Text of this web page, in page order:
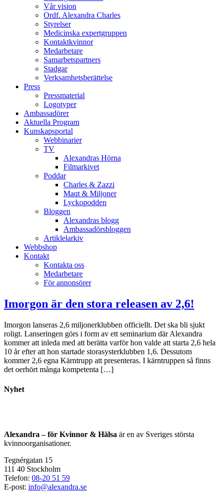
Vår vision
Ordf. Alexandra Charles
Styrelser
Medicinska expertgruppen
Kontaktkvinnor
Medarbetare
Samarbetspartners
Stadgar
Verksamhetsberättelse
Press
Pressmaterial
Logotyper
Ambassadörer
Aktuella Program
Kunskapsportal
Webbinarier
TV
Alexandras Hörna
Filmarkivet
Poddar
Charles & Zazzi
Maqt & Miljoner
Lyckopodden
Bloggen
Alexandras blogg
Ambassadörsbloggen
Artiklelarkiv
Webbshop
Kontakt
Kontakta oss
Medarbetare
För annonsörer
Imorgon är den stora releasen av 2,6!
Imorgon lanseras 2,6 miljonerklubben officiellt. Det ska bli sjukt
roligt. Lanseringen görs i form av ett seminarium där Alexandra
kommer att inleda med att berätta varför hon valde att starta 2,6 hela
10 år efter att hon startade storasysterklubben 1,6. Dessutom
kommer 2,6 egna Kärntrupp att presenteras. I kärntruppen så finns
det oerhört många kompetenta […]
Nyhet
Alexandra – för Kvinnor & Hälsa är en av Sveriges största
kvinnoorganisationer.
Tegnérgatan 15
111 40 Stockholm
Telefon: 08-20 51 59
E-post: info@alexandra.se